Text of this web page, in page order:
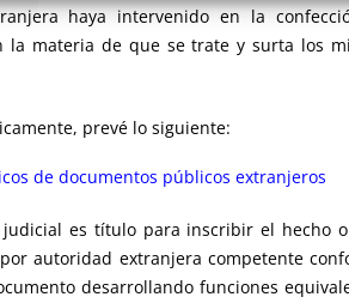
haya intervenido en la
materia de que se trate y surta los
prevé lo siguiente:
de documentos públicos extranjeros
es título para inscribir el hecho
autoridad extranjera competente
desarrollando funciones